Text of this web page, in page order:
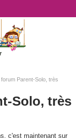
Parent-Solo, très
Solo, très
c'est maintenant sur